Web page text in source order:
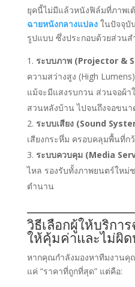
ยุคนี้ไม่มีแล้วหนังฟิล์มที่ภาพเ
ฉายหนังกลางแปลงในปัจจุบั
รูปแบบ ซึ่งประกอบด้วยส่วน
ระบบภาพ (Projector &
ความสว่างสูง (High
แม้จะมีแสงรบกวน ส่วนจอผ้
สวนหลังบ้าน ไปจนถึงจอขนา
ระบบเสียง (Sound
เสียงกระหึ่ม ครอบคลุมพื้นที่ก
ระบบควบคุม (Media
ไหล รองรับทั้งภาพยนตร์ให
ตำนาน
วิธีเลือกผู้ให้บริกา
ให้คุ้มค่าและไม่ผิด
หากคุณกำลังมองหาทีมงานคุ
แค่ “ราคาที่ถูกที่สุด” แต่คือ: